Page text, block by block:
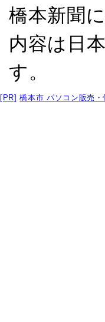
橋本新聞
内容は日
す。
[PR] 橋本市 パソコン販売・